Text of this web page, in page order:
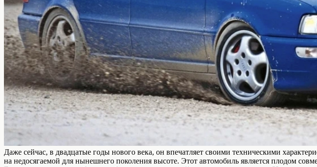
Даже сейчас, в двадцатые годы нового века, он впечатляет своими техническими
на недосягаемой для нынешнего поколения высоте. Этот автомобиль является плодом